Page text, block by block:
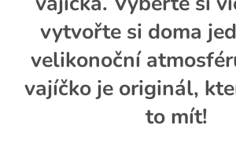
vytvořte si doma
velikonoční
vajíčko je originál,
to mít!